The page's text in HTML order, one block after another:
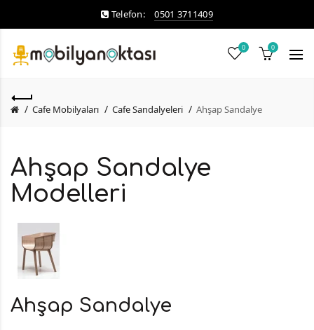
Telefon: 0501 3711409
0 0
Cafe Mobilyaları Cafe Sandalyeleri Ahşap Sandalye
Ahşap Sandalye
Modelleri
Ahşap Sandalye